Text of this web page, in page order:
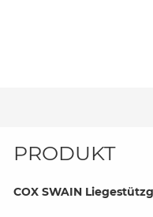
PRODUKT
COX SWAIN